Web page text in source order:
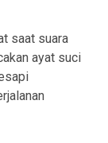
saat suara
ayat suci